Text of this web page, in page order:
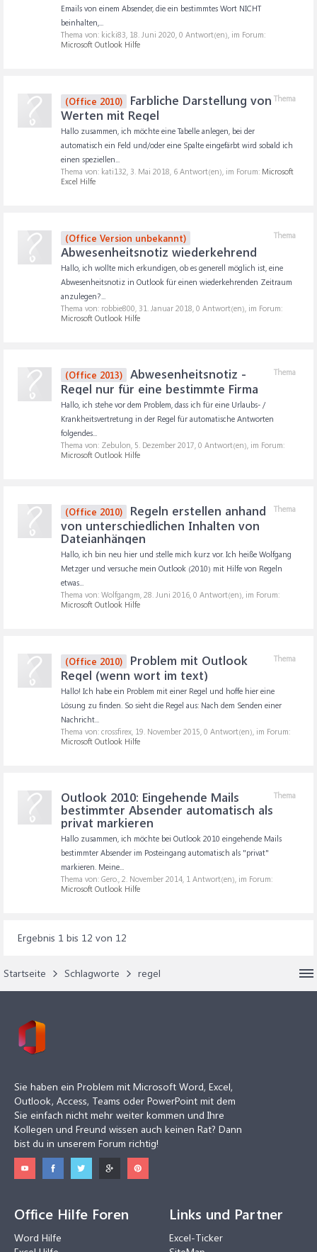
Emails von einem Absender, die ein bestimmtes Wort NICHT
beinhalten,...
Thema von: kicki83, 18. Juni 2020, 0 Antwort(en), im Forum:
Microsoft Outlook Hilfe
Thema
(Office 2010)
Farbliche Darstellung von
Werten mit Regel
Hallo zusammen, ich möchte eine Tabelle anlegen, bei der
automatisch ein Feld und/oder eine Spalte eingefärbt wird sobald ich
einen speziellen...
Thema von: kati132, 3. Mai 2018, 6 Antwort(en), im Forum: Microsoft
Excel Hilfe
Thema
(Office Version unbekannt)
Abwesenheitsnotiz wiederkehrend
Hallo, ich wollte mich erkundigen, ob es generell möglich ist, eine
Abwesenheitsnotiz in Outlook für einen wiederkehrenden Zeitraum
anzulegen?...
Thema von: robbie800, 31. Januar 2018, 0 Antwort(en), im Forum:
Microsoft Outlook Hilfe
Thema
(Office 2013)
Abwesenheitsnotiz -
Regel nur für eine bestimmte Firma
Hallo, ich stehe vor dem Problem, dass ich für eine Urlaubs- /
Krankheitsvertretung in der Regel für automatische Antworten
folgendes...
Thema von: Zebulon, 5. Dezember 2017, 0 Antwort(en), im Forum:
Microsoft Outlook Hilfe
Thema
(Office 2010)
Regeln erstellen anhand
von unterschiedlichen Inhalten von
Dateianhängen
Hallo, ich bin neu hier und stelle mich kurz vor. Ich heiße Wolfgang
Metzger und versuche mein Outlook (2010) mit Hilfe von Regeln
etwas...
Thema von: Wolfgangm, 28. Juni 2016, 0 Antwort(en), im Forum:
Microsoft Outlook Hilfe
Thema
(Office 2010)
Problem mit Outlook
Regel (wenn wort im text)
Hallo! Ich habe ein Problem mit einer Regel und hoffe hier eine
Lösung zu finden. So sieht die Regel aus: Nach dem Senden einer
Nachricht...
Thema von: crossfirex, 19. November 2015, 0 Antwort(en), im Forum:
Microsoft Outlook Hilfe
Thema
Outlook 2010: Eingehende Mails
bestimmter Absender automatisch als
privat markieren
Hallo zusammen, ich möchte bei Outlook 2010 eingehende Mails
bestimmter Absender im Posteingang automatisch als "privat"
markieren. Meine...
Thema von: Gero., 2. November 2014, 1 Antwort(en), im Forum:
Microsoft Outlook Hilfe
Ergebnis 1 bis 12 von 12
Startseite Schlagworte regel
Sie haben ein Problem mit Microsoft Word, Excel,
Outlook, Access, Teams oder PowerPoint mit dem
Sie einfach nicht mehr weiter kommen und Ihre
Kollegen und Freund wissen auch keinen Rat? Dann
bist du in unserem Forum richtig!
Office Hilfe Foren
Word Hilfe
Links und Partner
Excel-Ticker